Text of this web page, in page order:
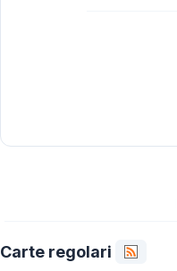
Carte regolari